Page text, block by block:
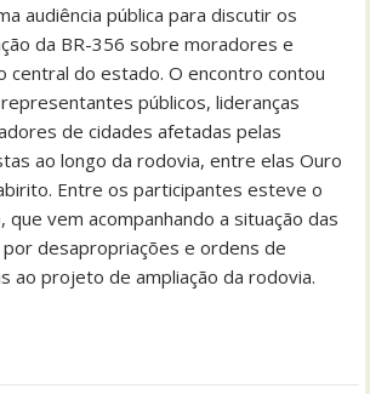
audiência pública para discutir os
da BR-356 sobre moradores e
central do estado. O encontro contou
públicos, lideranças
de cidades afetadas pelas
ao longo da rodovia, entre elas Ouro
Entre os participantes esteve o
vem acompanhando a situação das
por desapropriações e ordens de
ao projeto de ampliação da rodovia.